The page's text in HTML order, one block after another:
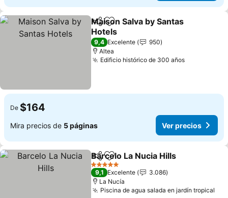
CompartirAgregar a favoritos
Maison Salva by Santas
Hotels
Ver precios
9,4 Excelente
950
Altea
Edificio histórico de 300 añosVer precios
De $164
Mira precios de 5 páginas Ver precios
CompartirAgregar a favoritos
Barcelo La Nucia Hills
5 Estrellas
9,1 Excelente
3.086
La Nucía
Piscina de agua salada en jardín tropical